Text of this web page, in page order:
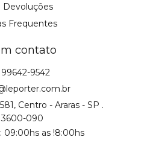
Devoluções
Frequentes
contato
99642-9542
Centro - Araras - SP .
090
09:00hs as !8:00hs